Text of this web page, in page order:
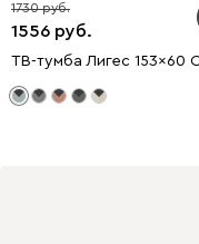
1556
1730
ТВ-тумба Лигес 153x60